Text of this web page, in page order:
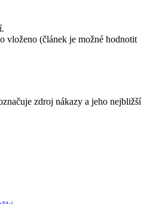
vloženo (článek je možné hodnotit
zdroj nákazy a jeho nejbližší